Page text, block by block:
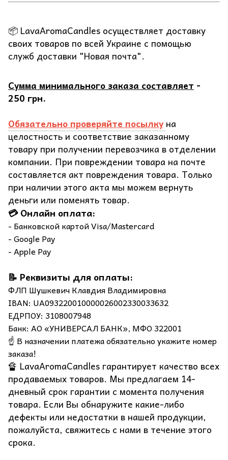
📦 LavaAromaCandles осуществляет доставку
своих товаров по всей Украине с помощью
служб доставки "Новая почта".
Сумма минимального заказа составляет -
250 грн.
Обязательно проверяйте посылку на
целостность и соответствие заказанному
товару при получении перевозчика в отделении
компании. При повреждении товара на почте
составляется акт повреждения товара. Только
при наличии этого акта мы можем вернуть
деньги или поменять товар.
💳 Онлайн оплата:
- Банковской картой Visa/Mastercard
- Google Pay
- Apple Pay
📝 Реквизиты для оплаты:
ФЛП Шушкевич Клавдия Владимировна
IBAN: UA093220010000026002330033632
ЕДРПОУ: 3108007948
Банк: АО «УНИВЕРСАЛ БАНК», МФО 322001
☝️ В назначении платежа обязательно укажите номер
заказа!
🔏 LavaAromaCandles гарантирует качество всех
продаваемых товаров. Мы предлагаем 14-
дневный срок гарантии с момента получения
товара. Если Вы обнаружите какие-либо
дефекты или недостатки в нашей продукции,
пожалуйста, свяжитесь с нами в течение этого
срока.